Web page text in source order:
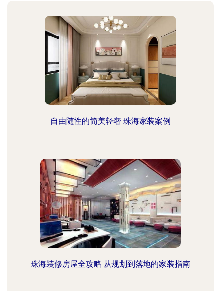
自由随性的简美轻奢 珠海家装案例
珠海装修房屋全攻略 从规划到落地的家装指南